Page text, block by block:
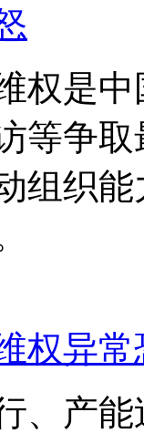
权是
等争
组织
权异
、产